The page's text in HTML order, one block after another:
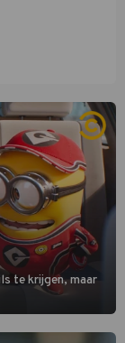
te krijgen, maar